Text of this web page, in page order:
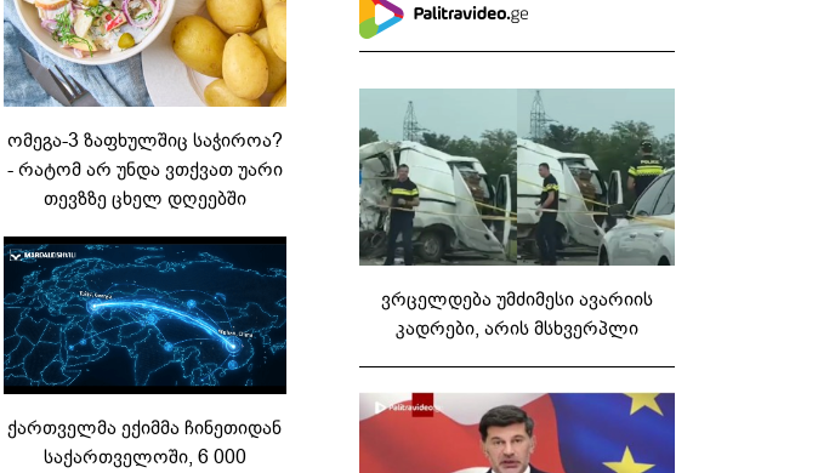
ომეგა-3 ზაფხულშიც საჭიროა?
- რატომ არ უნდა ვთქვათ უარი
თევზზე ცხელ დღეებში
ქართველმა ექიმმა ჩინეთიდან
საქართველოში, 6 000
ვრცელდება უმძიმესი ავარიის
კადრები, არის მსხვერპლი